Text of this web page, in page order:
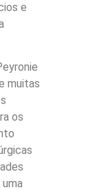
e
muitas
os